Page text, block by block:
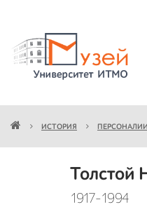
ИСТОРИЯ ПЕРСОНАЛИИ
Толстой
1917-1994